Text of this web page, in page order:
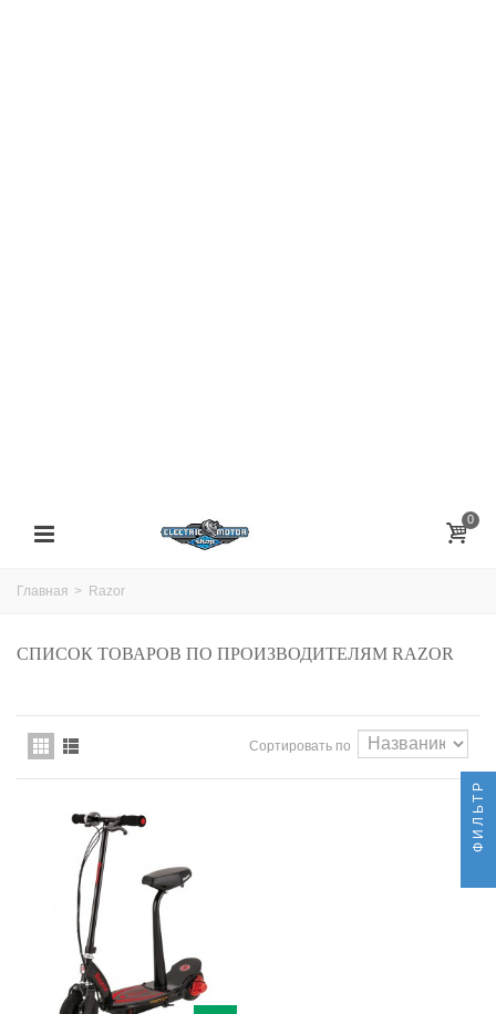
0
Главная > Razor
СПИСОК ТОВАРОВ ПО ПРОИЗВОДИТЕЛЯМ RAZOR
Сортировать по
ФИЛЬТР